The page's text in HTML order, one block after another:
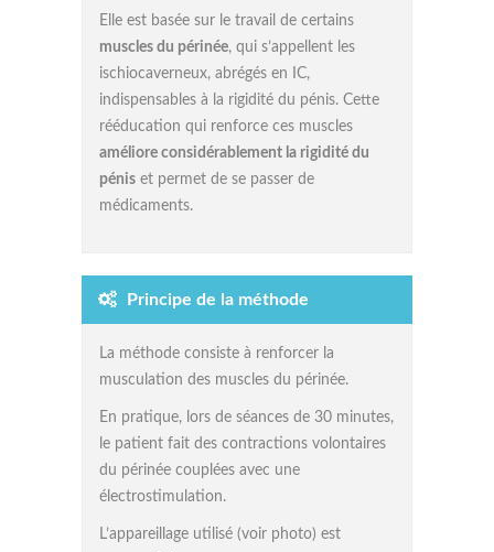
Elle est basée sur le travail de certains
muscles du périnée, qui s’appellent les
ischiocaverneux, abrégés en IC,
indispensables à la rigidité du pénis. Cette
rééducation qui renforce ces muscles
améliore considérablement la rigidité du
pénis et permet de se passer de
médicaments.
Principe de la méthode
La méthode consiste à renforcer la
musculation des muscles du périnée.
En pratique, lors de séances de 30 minutes,
le patient fait des contractions volontaires
du périnée couplées avec une
électrostimulation.
L’appareillage utilisé (voir photo) est